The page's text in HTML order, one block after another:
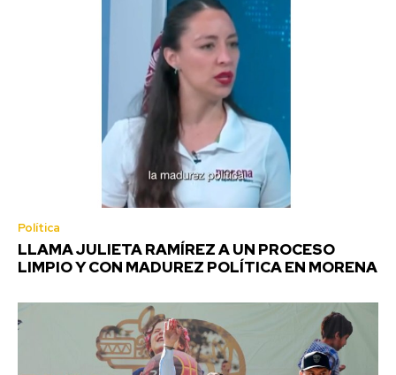
Política
LLAMA JULIETA RAMÍREZ A UN PROCESO
LIMPIO Y CON MADUREZ POLÍTICA EN MORENA